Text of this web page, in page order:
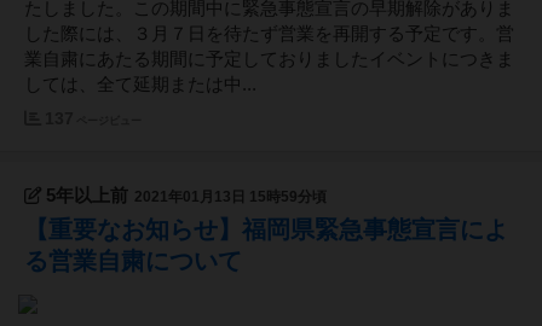
たしました。この期間中に緊急事態宣言の早期解除がありま
した際には、３月７日を待たず営業を再開する予定です。営
業自粛にあたる期間に予定しておりましたイベントにつきま
しては、全て延期または中...
5年以上前 2021年01月13日 15時59分頃
【重要なお知らせ】福岡県緊急事態宣言によ
る営業自粛について